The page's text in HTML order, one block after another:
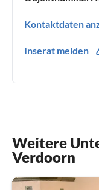
Kontaktdaten
Inserat melden
Weitere
Verdoorn